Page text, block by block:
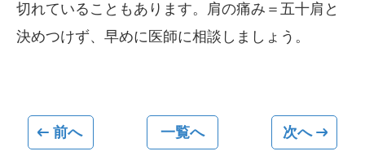
切れていることもあります。肩の痛み＝五十肩と
決めつけず、早めに医師に相談しましょう。
前へ 次へ
一覧へ